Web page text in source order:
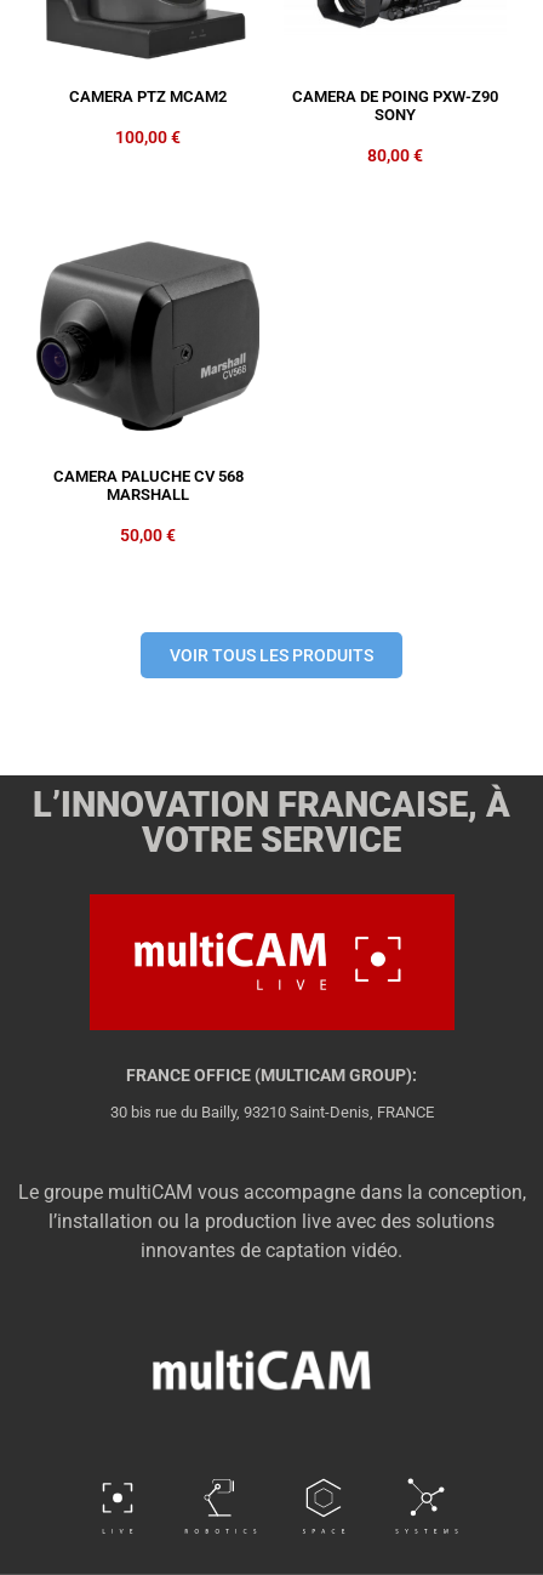
CAMERA PTZ MCAM2
100,00€
CAMERA DE POING PXW-Z90
SONY
80,00€
CAMERA PALUCHE CV 568
MARSHALL
50,00€
VOIR TOUS LES PRODUITS
L’INNOVATION FRANCAISE, À
VOTRE SERVICE
FRANCE OFFICE (MULTICAM GROUP):
30 bis rue du Bailly, 93210 Saint-Denis, FRANCE
Le groupe multiCAM vous accompagne dans la conception,
l’installation ou la production live avec des solutions
innovantes de captation vidéo.